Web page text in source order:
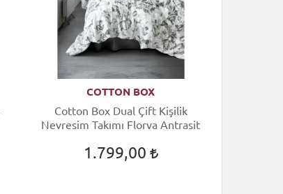
COTTON BOX
Cotton Box Dual Çift Kişilik
Nevresim Takımı Florva Antrasit
1.799,00